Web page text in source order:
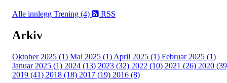
Alle innlegg Trening (4) RSS
Arkiv
Oktober 2025 (1) Mai 2025 (1) April 2025 (1) Februar 2025 (1)
Januar 2025 (1) 2024 (13) 2023 (32) 2022 (10) 2021 (26) 2020
2019 (41) 2018 (18) 2017 (19) 2016 (8)